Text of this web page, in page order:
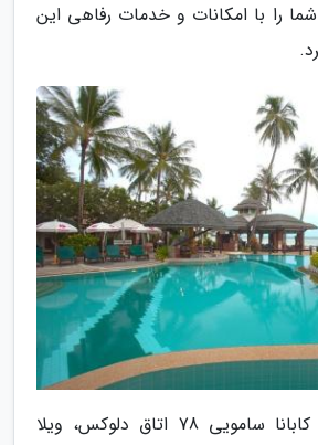
را با امکانات و خدمات رفاهی این
هتل 4 ستاره چابا کابانا سامویی 78 اتاق دلوکس، ویلا